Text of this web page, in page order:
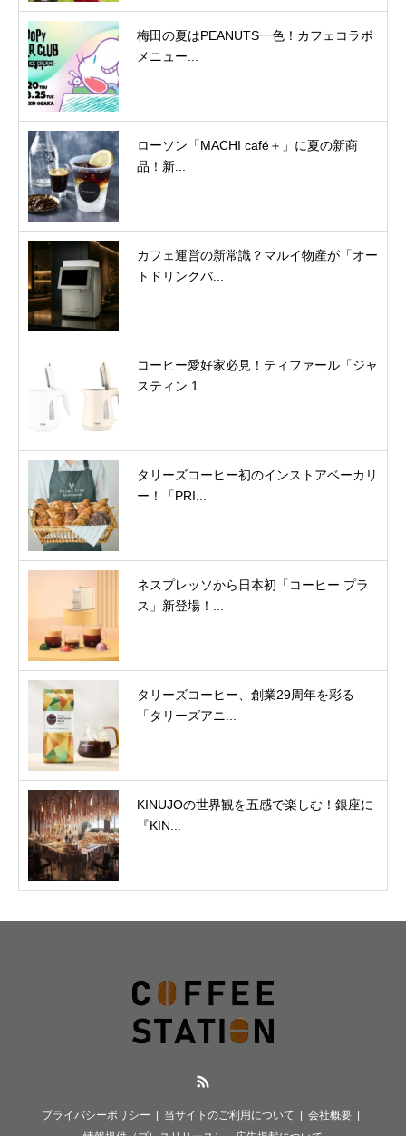
梅田の夏はPEANUTS一色！カフェコラボ
メニュー...
ローソン「MACHI café＋」に夏の新商
品！新...
カフェ運営の新常識？マルイ物産が「オー
トドリンクバ...
コーヒー愛好家必見！ティファール「ジャ
スティン 1...
タリーズコーヒー初のインストアベーカリ
ー！「PRI...
ネスプレッソから日本初「コーヒー プラ
ス」新登場！...
タリーズコーヒー、創業29周年を彩る
「タリーズアニ...
KINUJOの世界観を五感で楽しむ！銀座に
『KIN...
プライバシーポリシー 当サイトのご利用について
会社概要